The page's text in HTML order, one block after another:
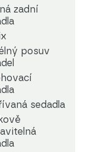
zadní
posuv
sedadla